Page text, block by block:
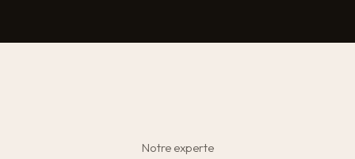
Notre experte